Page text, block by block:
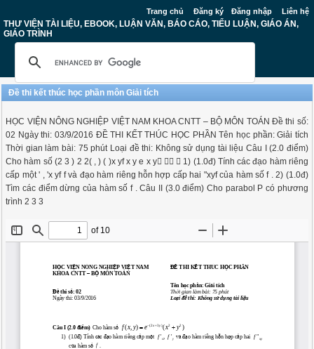
Trang chủ Đăng ký Đăng nhập Liên hệ
THƯ VIỆN TÀI LIỆU, EBOOK, LUẬN VĂN, BÁO CÁO, TIỂU LUẬN, GIÁO ÁN,
GIÁO TRÌNH
Đề thi kết thúc học phần môn Giải tích
HỌC VIỆN NÔNG NGHIỆP VIỆT NAM KHOA CNTT – BỘ MÔN TOÁN Đề thi số:
02 Ngày thi: 03/9/2016 ĐỀ THI KẾT THÚC HỌC PHẦN Tên học phần: Giải tích
Thời gian làm bài: 75 phút Loại đề thi: Không sử dụng tài liệu Câu I (2.0 điểm)
Cho hàm số (2 3 ) 2 2( , ) ( )x yf x y e x y   1) (1.0đ) Tính các đạo hàm riêng
cấp một ' , 'x yf f và đạo hàm riêng hỗn hợp cấp hai "xyf của hàm số f . 2) (1.0đ)
Tìm các điểm dừng của hàm số f . Câu II (3.0 điểm) Cho parabol P có phương
trình 2 3 3